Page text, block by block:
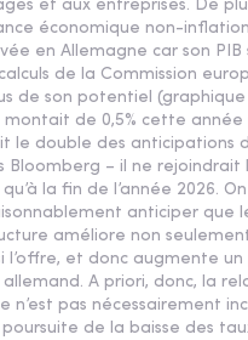
et aux entreprises. De
économique non-
en Allemagne car son PIB
de la Commission
de son potentiel (graphique
de 0,5% cette année
le double des anticipations
Bloomberg – il ne rejoindrait
la fin de l’année 2026.
anticiper que
améliore non
l’offre, et donc augmente un
A priori, donc, la
n’est pas nécessairement
de la baisse des